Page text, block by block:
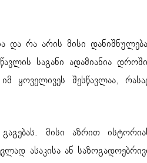
და რა არის მისი
საგანი ადამიანია
ყოველივეს შესწავლაა,
მისი აზრით
ასაკისა ან